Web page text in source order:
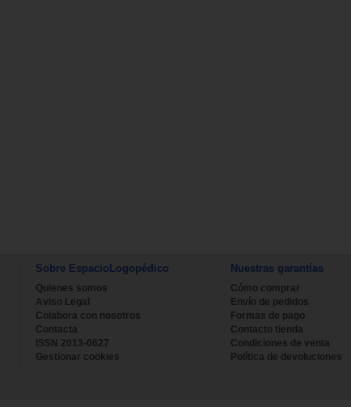
Sobre EspacioLogopédico
Quienes somos
Aviso Legal
Colabora con nosotros
Contacta
ISSN 2013-0627
Gestionar cookies
Nuestras garantías
Cómo comprar
Envío de pedidos
Formas de pago
Contacto tienda
Condiciones de venta
Política de devoluciones